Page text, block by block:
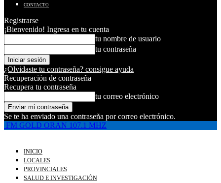
CONTACTO
Registrarse
¡Bienvenido! Ingresa en tu cuenta
tu nombre de usuario
tu contraseña
¿Olvidaste tu contraseña? consigue ayuda
Recuperación de contraseña
Recupera tu contraseña
tu correo electrónico
Se te ha enviado una contraseña por correo electrónico.
FM GOLD ORAN 107.1 MHZ
INICIO
LOCALES
PROVINCIALES
SALUD E INVESTIGACIÓN